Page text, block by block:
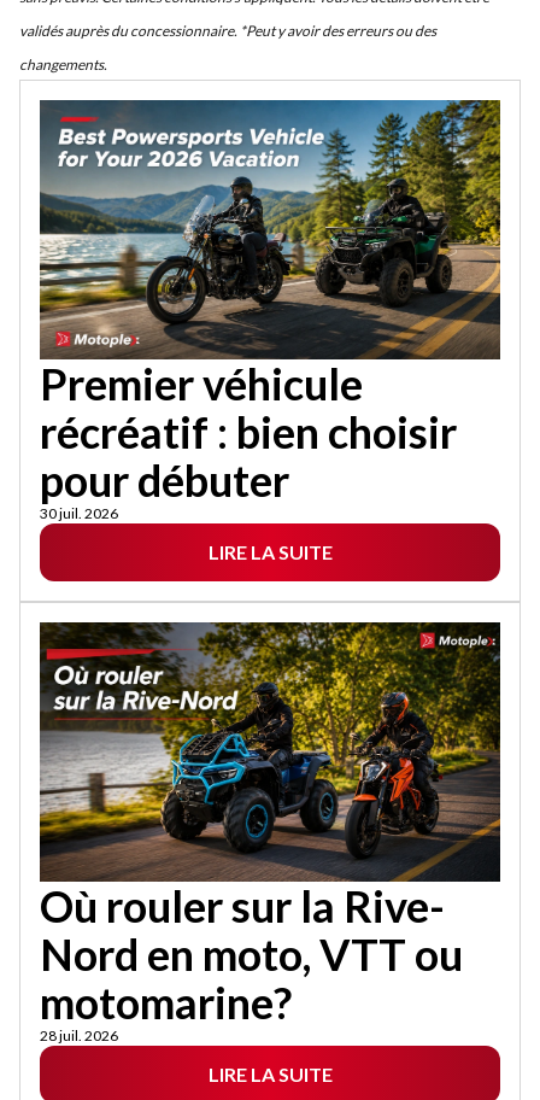
validés auprès du concessionnaire. *Peut y avoir des erreurs ou des
changements.
Premier véhicule
récréatif : bien choisir
pour débuter
30 juil. 2026
LIRE LA SUITE
Où rouler sur la Rive-
Nord en moto, VTT ou
motomarine?
28 juil. 2026
LIRE LA SUITE